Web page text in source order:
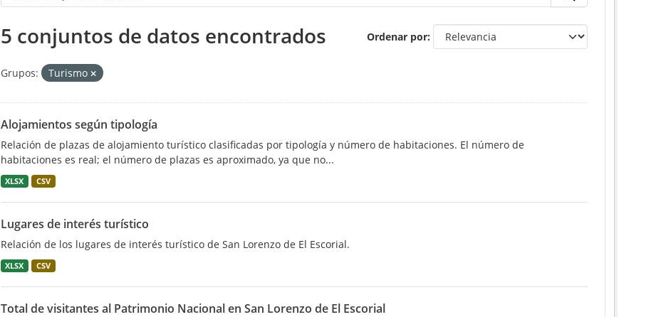
Ordenar por
5 conjuntos de datos encontrados
Grupos: Turismo
Alojamientos según tipología
Relación de plazas de alojamiento turístico clasificadas por tipología y número de habitaciones. El número de
habitaciones es real; el número de plazas es aproximado, ya que no...
XLSX CSV
Lugares de interés turístico
Relación de los lugares de interés turístico de San Lorenzo de El Escorial.
XLSX CSV
Total de visitantes al Patrimonio Nacional en San Lorenzo de El Escorial